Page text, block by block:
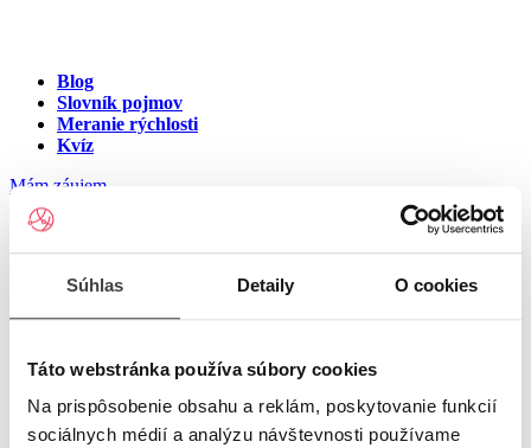
Súhlas Detaily O cookies
Táto webstránka používa súbory cookies
Na prispôsobenie obsahu a reklám, poskytovanie funkcií
sociálnych médií a analýzu návštevnosti používame
Blog
Slovník pojmov
Meranie rýchlosti
Kvíz
Mám záujem
Internet v meste Zálesie
Zadajte ulicu a číslo pre zobrazenie ponuky internetu v meste
Zadajte ulicu a číslopre zobrazenie ponuky internetu v lokalite
Zálesie